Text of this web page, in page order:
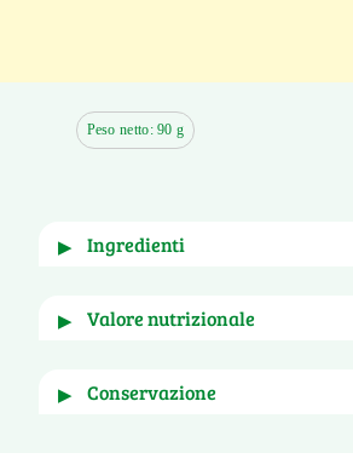
Peso netto: 90 g
ingredienti
▶
porro. In proporzione variabile.
valore nutrizionale
▶
conservazione
▶